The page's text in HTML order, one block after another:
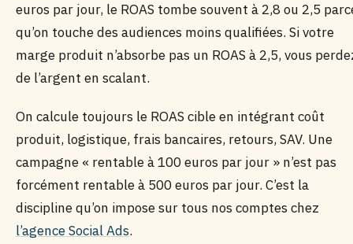
euros par jour, le ROAS tombe souvent à 2,8 ou 2,5
qu’on touche des audiences moins qualifiées. Si votre
marge produit n’absorbe pas un ROAS à 2,5, vous
de l’argent en scalant.
On calcule toujours le ROAS cible en intégrant coût
produit, logistique, frais bancaires, retours, SAV. Une
campagne « rentable à 100 euros par jour » n’est pas
forcément rentable à 500 euros par jour. C’est la
discipline qu’on impose sur tous nos comptes chez
l’agence Social Ads.